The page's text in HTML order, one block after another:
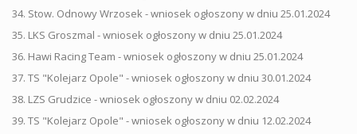
34. Stow. Odnowy Wrzosek - wniosek ogłoszony w dniu 25.01.2024
35. LKS Groszmal - wniosek ogłoszony w dniu 25.01.2024
36. Hawi Racing Team - wniosek ogłoszony w dniu 25.01.2024
37. TS "Kolejarz Opole" - wniosek ogłoszony w dniu 30.01.2024
38. LZS Grudzice - wniosek ogłoszony w dniu 02.02.2024
39. TS "Kolejarz Opole" - wniosek ogłoszony w dniu 12.02.2024